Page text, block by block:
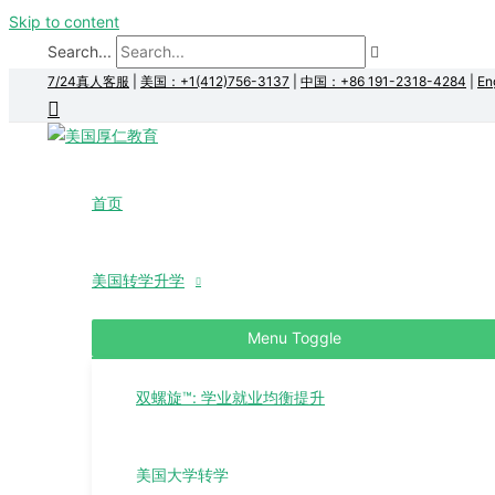
Skip to content
Search...
7/24真人客服 美国：+1(412)756-3137 中国：+86 191-2318-4284
首页
美国转学升学
Menu Toggle
双螺旋™: 学业就业均衡提升
美国大学转学